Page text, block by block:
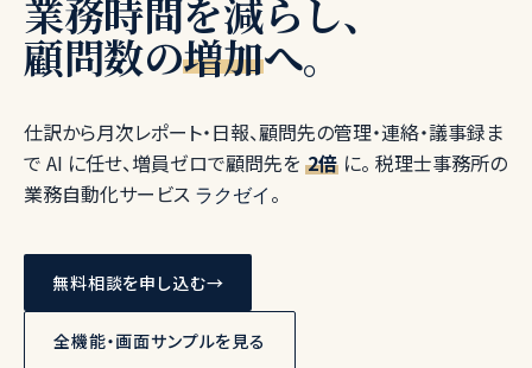
業務時間を減らし、
顧問数の増加へ。
仕訳から月次レポート・日報、顧問先の管理・連絡・議事録ま
で AI に任せ、増員ゼロで顧問先を 2倍 に。 税理士事務所の
業務自動化サービス ラクゼイ 。
無料相談を申し込む→
全機能・画面サンプルを見る